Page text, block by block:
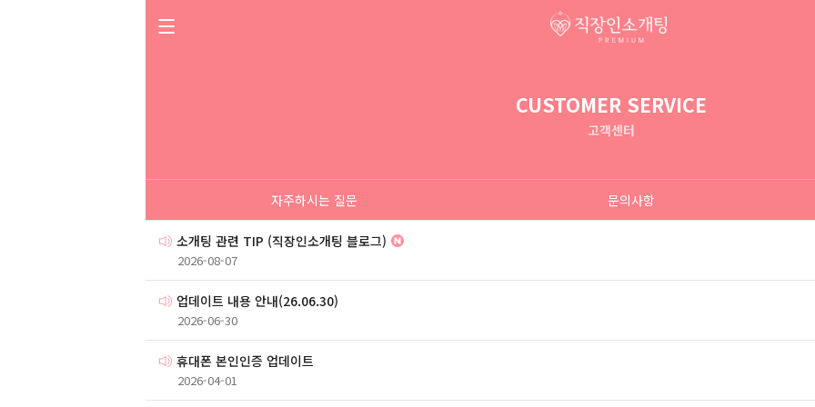
CUSTOMER SERVICE
고객센터
자주하시는 질문 문의사항
소개팅 관련 TIP (직장인소개팅 블로그)
2026-08-07
업데이트 내용 안내(26.06.30)
2026-06-30
휴대폰 본인인증 업데이트
2026-04-01